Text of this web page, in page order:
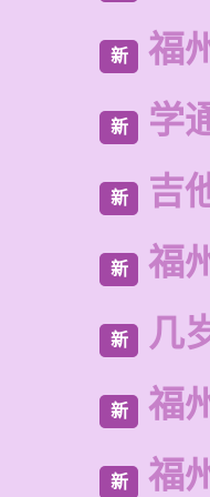
新 福
新 学
新 吉
新 福
新 几
新 福
新 福